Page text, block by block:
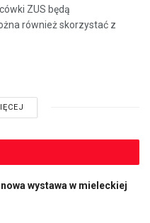
ZUS będą
również skorzystać z
wystawa w mieleckiej